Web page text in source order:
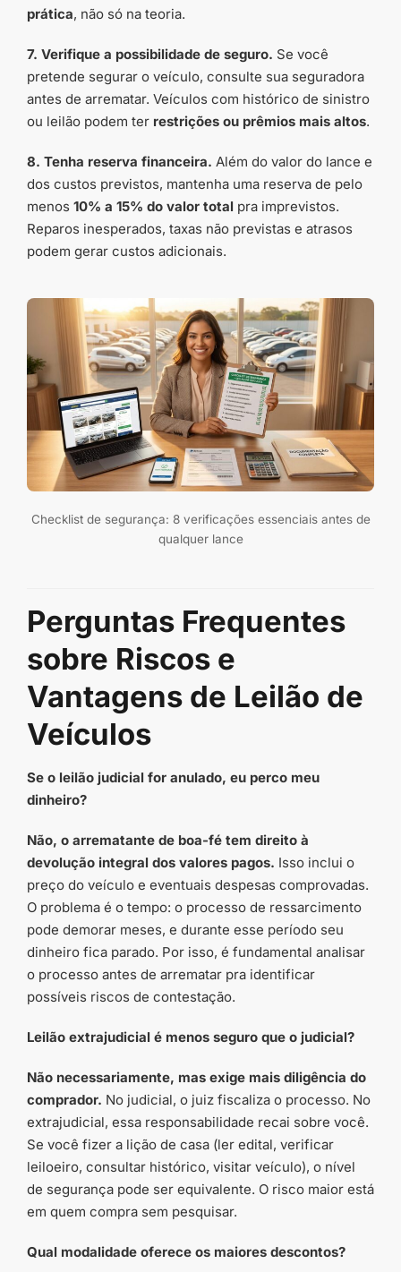
prática, não só na teoria.
7. Verifique a possibilidade de seguro. Se você
pretende segurar o veículo, consulte sua seguradora
antes de arrematar. Veículos com histórico de sinistro
ou leilão podem ter restrições ou prêmios mais altos.
8. Tenha reserva financeira. Além do valor do lance e
dos custos previstos, mantenha uma reserva de pelo
menos 10% a 15% do valor total pra imprevistos.
Reparos inesperados, taxas não previstas e atrasos
podem gerar custos adicionais.
Checklist de segurança: 8 verificações essenciais antes de
qualquer lance
Perguntas Frequentes
sobre Riscos e
Vantagens de Leilão de
Veículos
Se o leilão judicial for anulado, eu perco meu
dinheiro?
Não, o arrematante de boa-fé tem direito à
devolução integral dos valores pagos. Isso inclui o
preço do veículo e eventuais despesas comprovadas.
O problema é o tempo: o processo de ressarcimento
pode demorar meses, e durante esse período seu
dinheiro fica parado. Por isso, é fundamental analisar
o processo antes de arrematar pra identificar
possíveis riscos de contestação.
Leilão extrajudicial é menos seguro que o judicial?
Não necessariamente, mas exige mais diligência do
comprador. No judicial, o juiz fiscaliza o processo. No
extrajudicial, essa responsabilidade recai sobre você.
Se você fizer a lição de casa (ler edital, verificar
leiloeiro, consultar histórico, visitar veículo), o nível
de segurança pode ser equivalente. O risco maior está
em quem compra sem pesquisar.
Qual modalidade oferece os maiores descontos?